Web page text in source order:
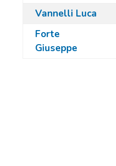
Vannelli Luca
Forte
Giuseppe